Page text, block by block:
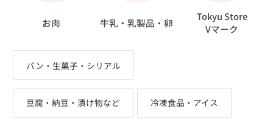
お肉 牛乳・乳製品・卵
Tokyu Store
Vマーク
パン・生菓子・シリアル
豆腐・納豆・漬け物など 冷凍食品・アイス